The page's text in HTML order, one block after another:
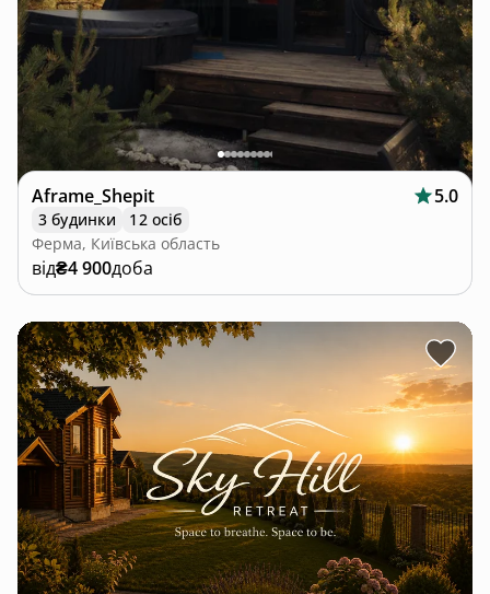
Aframe_Shepit 5.0
3 будинки
12 осіб
Ферма, Київська область
від₴4 900доба